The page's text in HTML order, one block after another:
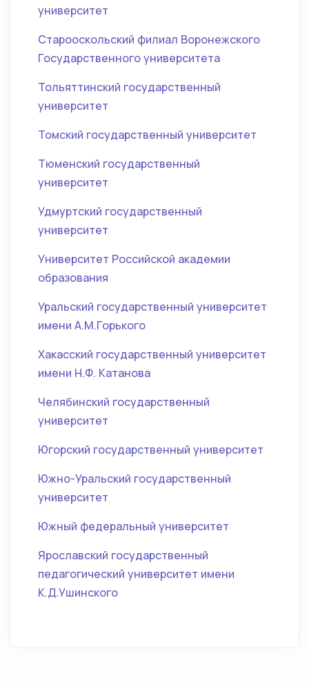
университет
Старооскольский филиал Воронежского
Государственного университета
Тольяттинский государственный
университет
Томский государственный университет
Тюменский государственный
университет
Удмуртский государственный
университет
Университет Российской академии
образования
Уральский государственный университет
имени А.М.Горького
Хакасский государственный университет
имени Н.Ф. Катанова
Челябинский государственный
университет
Югорский государственный университет
Южно-Уральский государственный
университет
Южный федеральный университет
Ярославский государственный
педагогический университет имени
К.Д.Ушинского